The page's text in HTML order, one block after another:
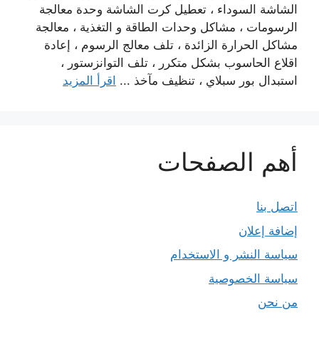
الشاشة السوداء ، تعطيل كرت الشاشة وحدة معالجة
الرسومات ، مشاكل وحدات الطاقة و التغذية ، معالجة
مشاكل الحرارة الزائدة ، تلف معالج الرسوم ، إعادة
اقلاع الحاسوب بشكل متكرر ، تلف التوانزستور ،
استبدال بور سبلاي ، تنظيف مآخذ ... اقرأ المزيد
أهم الصفحات
اتصل بنا
إضافة إعلان
سياسة النشر و الاستخدام
سياسة الخصوصية
من نحن